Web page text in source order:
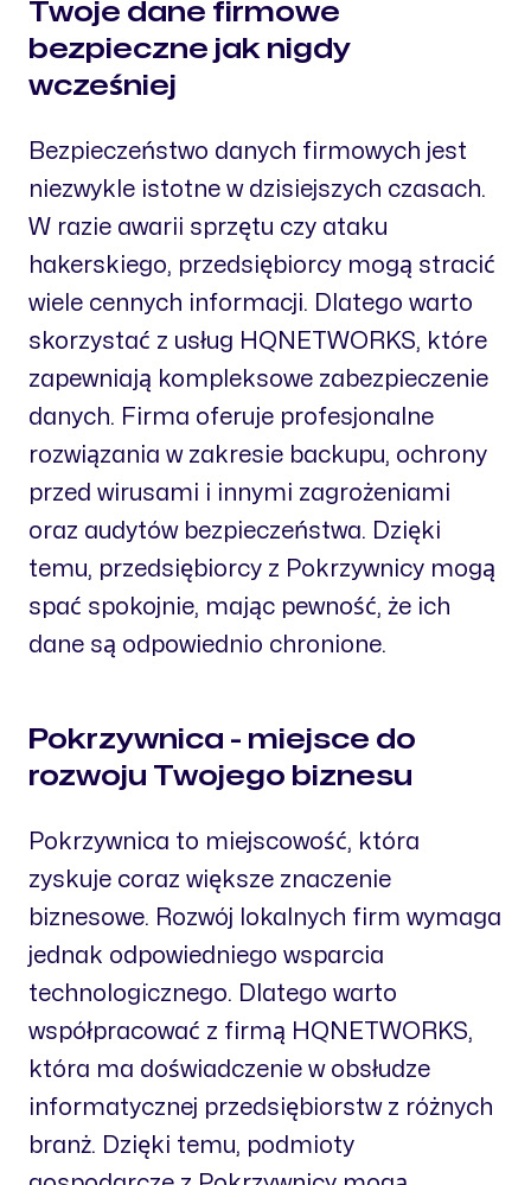
Twoje dane firmowe
bezpieczne jak nigdy
wcześniej
Bezpieczeństwo danych firmowych jest
niezwykle istotne w dzisiejszych czasach.
W razie awarii sprzętu czy ataku
hakerskiego, przedsiębiorcy mogą stracić
wiele cennych informacji. Dlatego warto
skorzystać z usług HQNETWORKS, które
zapewniają kompleksowe zabezpieczenie
danych. Firma oferuje profesjonalne
rozwiązania w zakresie backupu, ochrony
przed wirusami i innymi zagrożeniami
oraz audytów bezpieczeństwa. Dzięki
temu, przedsiębiorcy z Pokrzywnicy mogą
spać spokojnie, mając pewność, że ich
dane są odpowiednio chronione.
Pokrzywnica - miejsce do
rozwoju Twojego biznesu
Pokrzywnica to miejscowość, która
zyskuje coraz większe znaczenie
biznesowe. Rozwój lokalnych firm wymaga
jednak odpowiedniego wsparcia
technologicznego. Dlatego warto
współpracować z firmą HQNETWORKS,
która ma doświadczenie w obsłudze
informatycznej przedsiębiorstw z różnych
branż. Dzięki temu, podmioty